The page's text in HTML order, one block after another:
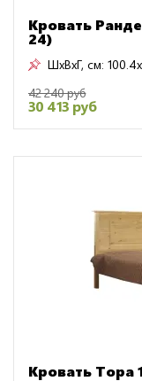
Кровать
24)
ШxВxГ, см:
42 240 руб
30 413 руб
Кровать Тора